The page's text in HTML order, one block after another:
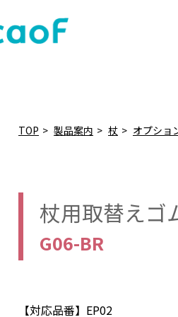
TOP 製品案内 杖 オプショ
杖用取替えゴ
G06-BR
【対応品番】EP02